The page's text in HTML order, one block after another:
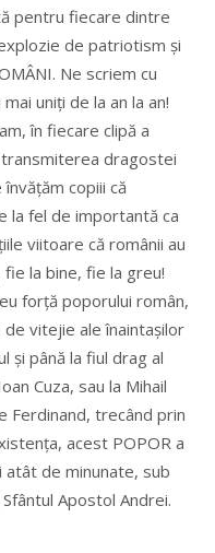
pentru fiecare dintre
de patriotism și
Ne scriem cu
uniți de la an la an!
în fiecare clipă a
dragostei
copiii că
la fel de importantă ca
viitoare că românii au
la bine, fie la greu!
forță poporului român,
vitejie ale înaintașilor
și până la fiul drag al
Cuza, sau la Mihail
Ferdinand, trecând prin
acest POPOR a
de minunate, sub
Apostol Andrei.